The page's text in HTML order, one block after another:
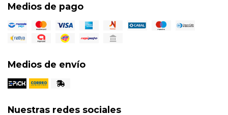
Medios de pago
Medios de envío
Nuestras redes sociales